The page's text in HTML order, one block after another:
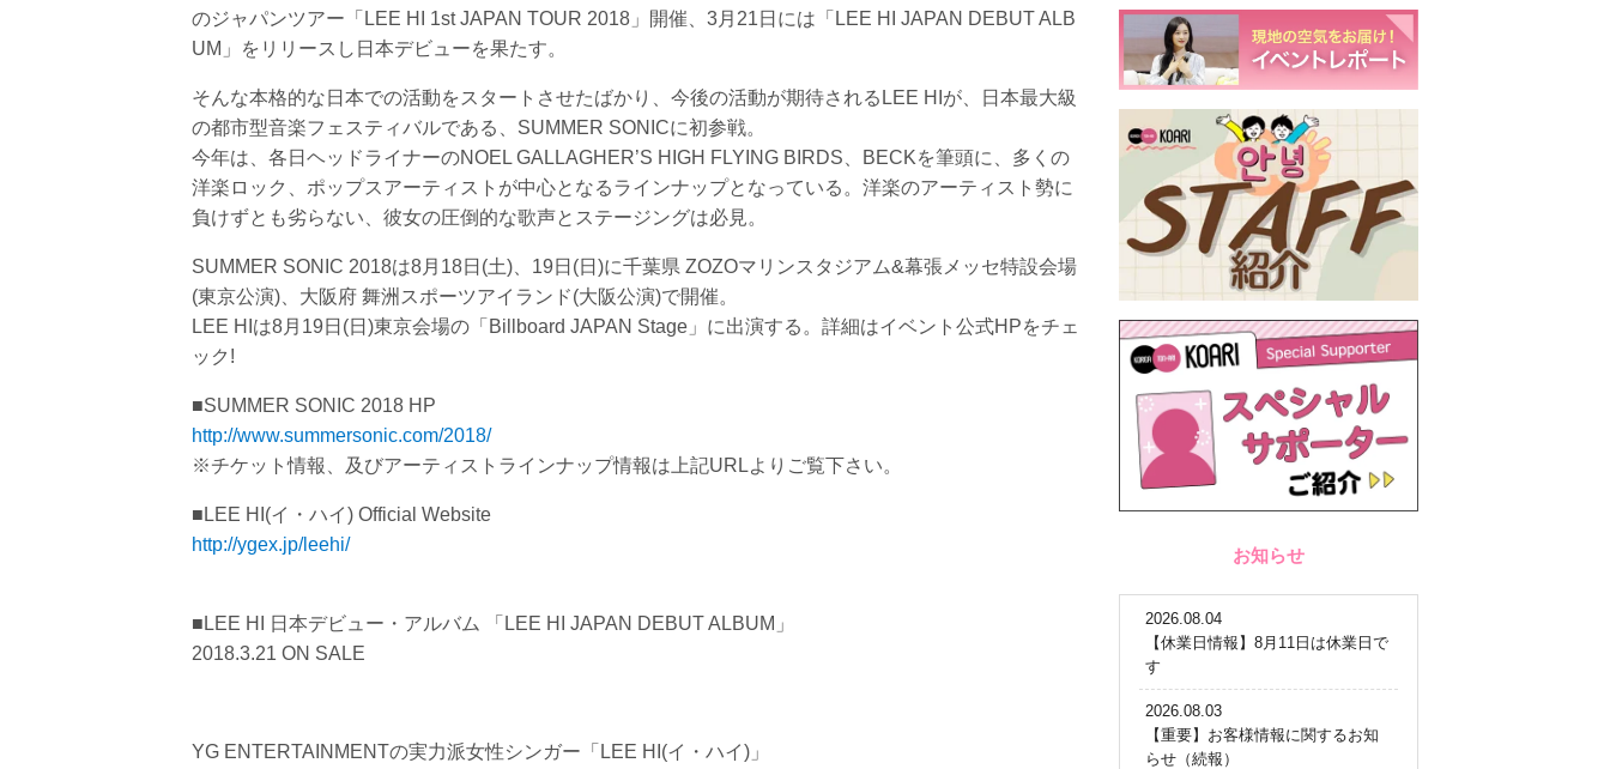
のジャパンツアー「LEE HI 1st JAPAN TOUR 2018」開催、3月21日には「LEE HI JAPAN DEBUT ALB
UM」をリリースし日本デビューを果たす。
そんな本格的な日本での活動をスタートさせたばかり、今後の活動が期待されるLEE HIが、日本最大級
の都市型音楽フェスティバルである、SUMMER SONICに初参戦。
今年は、各日ヘッドライナーのNOEL GALLAGHER’S HIGH FLYING BIRDS、BECKを筆頭に、多くの
洋楽ロック、ポップスアーティストが中心となるラインナップとなっている。洋楽のアーティスト勢に
負けずとも劣らない、彼女の圧倒的な歌声とステージングは必見。
SUMMER SONIC 2018は8月18日(土)、19日(日)に千葉県 ZOZOマリンスタジアム&幕張メッセ特設会場
(東京公演)、大阪府 舞洲スポーツアイランド(大阪公演)で開催。
LEE HIは8月19日(日)東京会場の「Billboard JAPAN Stage」に出演する。詳細はイベント公式HPをチェ
ック!
■SUMMER SONIC 2018 HP
http://www.summersonic.com/2018/
※チケット情報、及びアーティストラインナップ情報は上記URLよりご覧下さい。
■LEE HI(イ・ハイ) Official Website
http://ygex.jp/leehi/
■LEE HI 日本デビュー・アルバム 「LEE HI JAPAN DEBUT ALBUM」
2018.3.21 ON SALE
YG ENTERTAINMENTの実力派女性シンガー「LEE HI(イ・ハイ)」
お知らせ
2026.08.04
【休業日情報】8月11日は休業日で
す
2026.08.03
【重要】お客様情報に関するお知
らせ（続報）